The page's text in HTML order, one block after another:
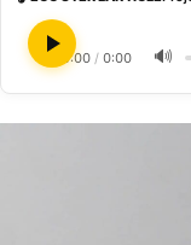
0:00 / 0:00 🔊